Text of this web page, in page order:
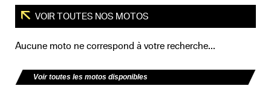
VOIR TOUTES NOS MOTOS
Aucune moto ne correspond à votre recherche...
Voir toutes les motos disponibles